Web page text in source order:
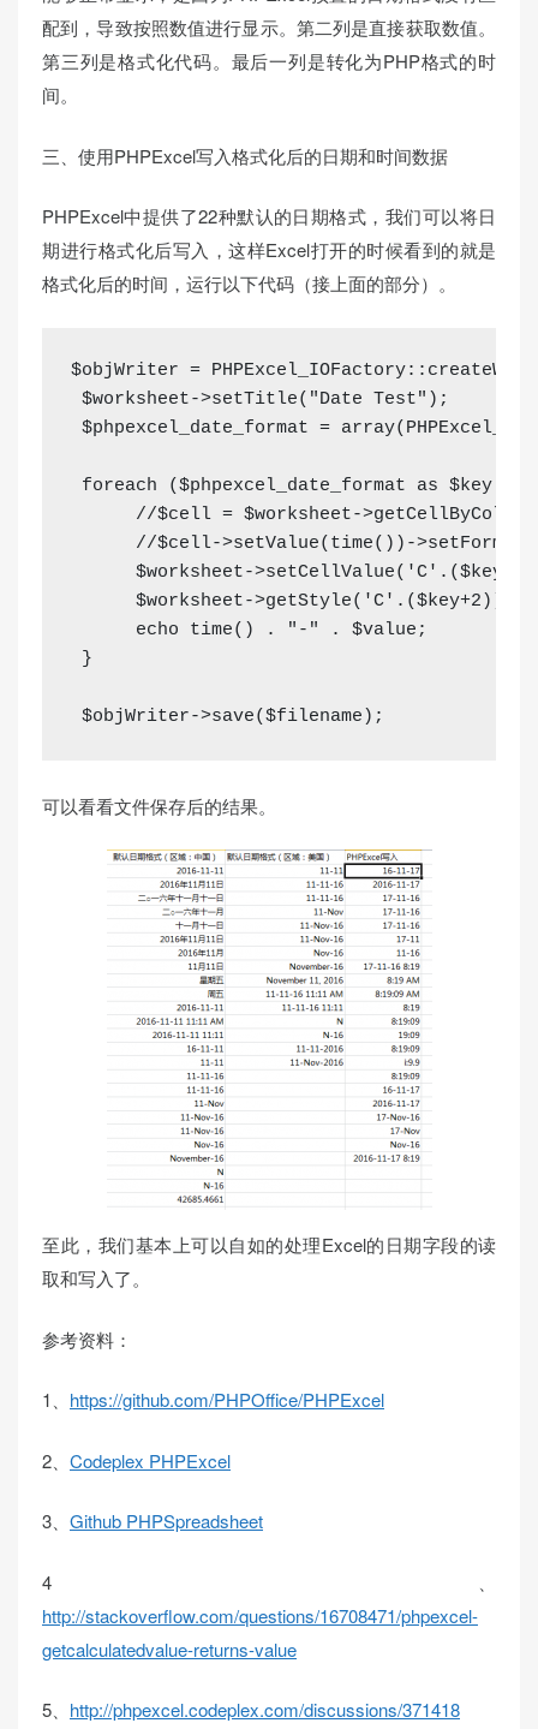
配到，导致按照数值进行显示。第二列是直接获取数值。
第三列是格式化代码。最后一列是转化为PHP格式的时
间。
三、使用PHPExcel写入格式化后的日期和时间数据
PHPExcel中提供了22种默认的日期格式，我们可以将日
期进行格式化后写入，这样Excel打开的时候看到的就是
格式化后的时间，运行以下代码（接上面的部分）。
$objWriter = PHPExcel_IOFactory::
$worksheet->setTitle( "Date Test" ) ;
$phpexcel_date_format = array(
foreach ($phpexcel_date_format as $key
//$cell = $worksheet-
//$cell->setValue(time())-
$worksheet->setCellValue( 'C' . ($key
$worksheet->getStyle( 'C' . ($key+2 )
echo
time( ) . "-" . $value ;
}
$objWriter->save($filename ) ;
可以看看文件保存后的结果。
至此，我们基本上可以自如的处理Excel的日期字段的读
取和写入了。
参考资料：
1、 https://github.com/PHPOffice/PHPExcel
2、 Codeplex PHPExcel
3、 Github PHPSpreadsheet
4、
http://stackoverflow.com/questions/16708471/phpexcel-
getcalculatedvalue-returns-value
5、 http://phpexcel.codeplex.com/discussions/371418